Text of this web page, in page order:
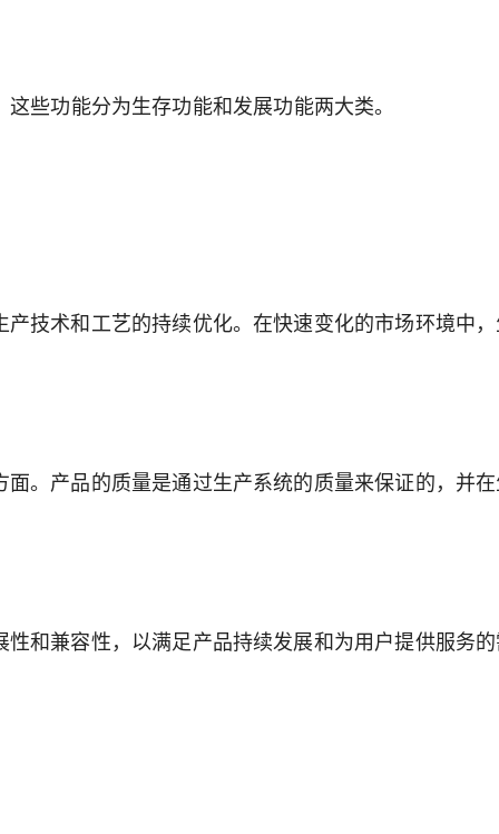
些功能分为生存功能和发展功能两大类。
技术和工艺的持续优化。在快速变化的市场环境中
。产品的质量是通过生产系统的质量来保证的，并
和兼容性，以满足产品持续发展和为用户提供服务